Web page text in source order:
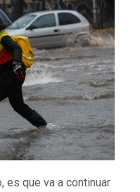
es que va a continuar